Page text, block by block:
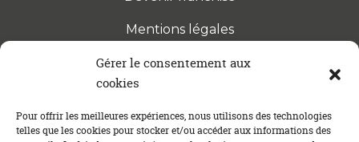
Gérer le consentement aux
cookies
Pour offrir les meilleures expériences, nous utilisons des technologies
telles que les cookies pour stocker et/ou accéder aux informations des
Mentions légales
S’INSCRIRE À LA NEWSLETTER
Abonnez-vous à notre newsletter pour être tenu au
courant des dernières actualités concernant le